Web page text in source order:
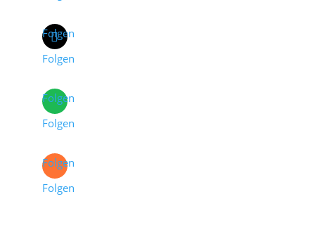
Folgen
Folgen
Folgen
Folgen
Folgen
Folgen